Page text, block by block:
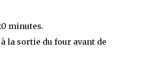
minutes.
la sortie du four avant de